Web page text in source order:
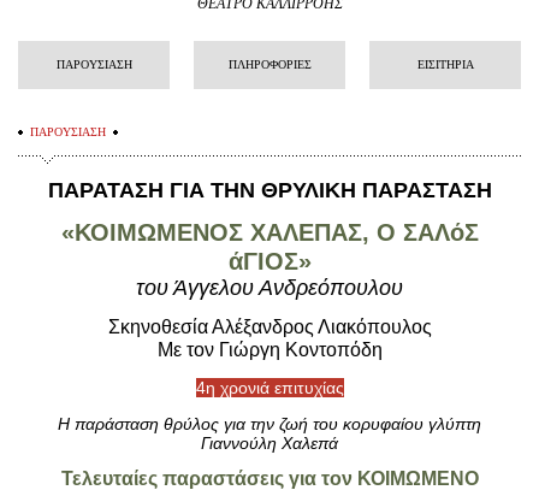
Σύνδεση/Εγγραφή
Πληροφορίες
Είσοδος διαχειριστή
ΘΕΑΤΡΟ ΚΑΛΛΙΡΡΟΗΣ
ΠΑΡΟΥΣΙΑΣΗ ΠΛΗΡΟΦΟΡΙΕΣ ΕΙΣΙΤΗΡΙΑ
ΠΑΡΟΥΣΙΑΣΗ
ΠΑΡΑΤΑΣΗ ΓΙΑ ΤΗΝ ΘΡΥΛΙΚΗ ΠΑΡΑΣΤΑΣΗ
«ΚΟΙΜΩΜΕΝΟΣ ΧΑΛΕΠΑΣ, Ο ΣΑΛόΣ
άΓΙΟΣ»
του Άγγελου Ανδρεόπουλου
Σκηνοθεσία Αλέξανδρος Λιακόπουλος
Με τον Γιώργη Κοντοπόδη
4η χρονιά επιτυχίας
Η παράσταση θρύλος για την ζωή του κορυφαίου γλύπτη
Γιαννούλη Χαλεπά
Τελευταίες παραστάσεις για τον ΚΟΙΜΩΜΕΝΟ